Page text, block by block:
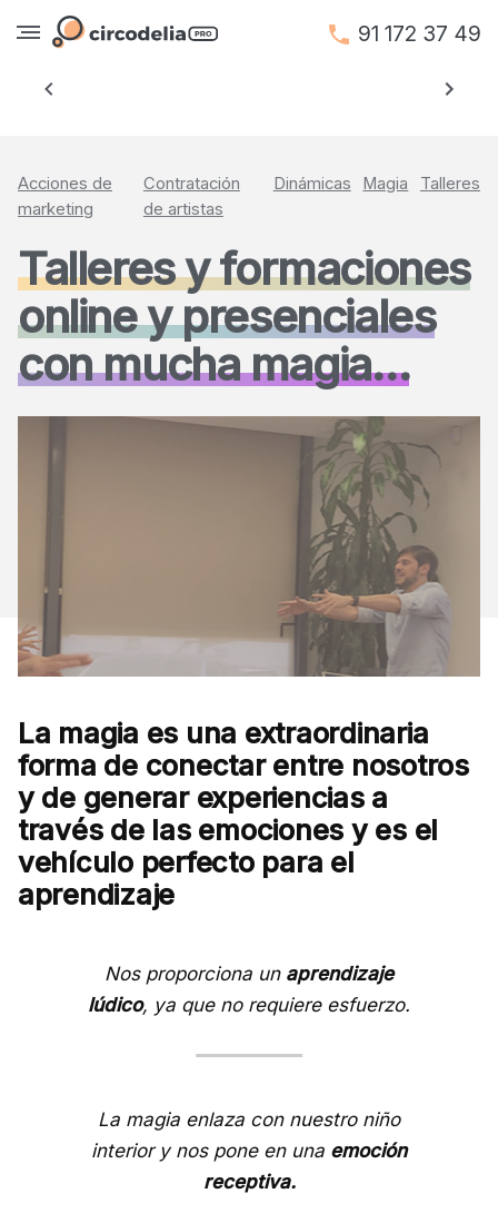
91 172 37 49
Acciones de
marketing
Contratación
de artistas
Dinámicas Magia Talleres
Talleres y formaciones
online y presenciales
con mucha magia…
La magia es una extraordinaria
forma de conectar entre nosotros
y de generar experiencias a
través de las emociones y es el
vehículo perfecto para el
aprendizaje
Nos proporciona un aprendizaje
lúdico, ya que no requiere esfuerzo.
La magia enlaza con nuestro niño
interior y nos pone en una emoción
receptiva.